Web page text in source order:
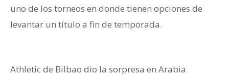
uno de los torneos en donde tienen opciones de
levantar un título a fin de temporada.
Athletic de Bilbao dio la sorpresa en Arabia